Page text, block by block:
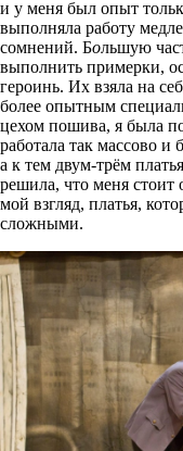
и у меня был опыт
выполняла работу
сомнений. Большую
выполнить примерки,
героинь. Их взяла на
более опытным
цехом пошива, я была
работала так массово
а к тем двум-трём
решила, что меня стоит
мой взгляд, платья,
сложными.